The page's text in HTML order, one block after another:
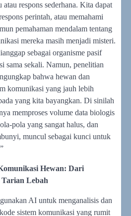
respons sederhana. Kita dapat
perintah, atau memahami
pemahaman mendalam tentang
mereka masih menjadi misteri.
sebagai organisme pasif
sama sekali. Namun, penelitian
bahwa hewan dan
komunikasi yang jauh lebih
yang kita bayangkan. Di sinilah
memproses volume data biologis
pola yang sangat halus, dan
muncul sebagai kunci untuk
Hewan: Dari
Tarian Lebah
AI untuk menganalisis dan
sistem komunikasi yang rumit